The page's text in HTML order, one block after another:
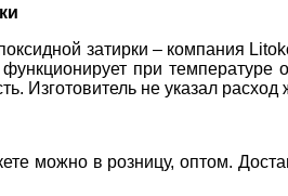
затирки – компания
при
Изготовитель не указал расход
можно в розницу, оптом.